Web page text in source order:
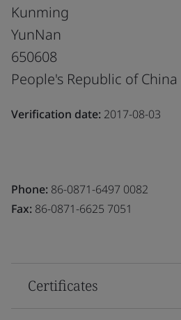
Kunming
YunNan
650608
People's Republic of China
Verification date: 2017-08-03
Phone: 86-0871-6497 0082
Fax: 86-0871-6625 7051
Certificates